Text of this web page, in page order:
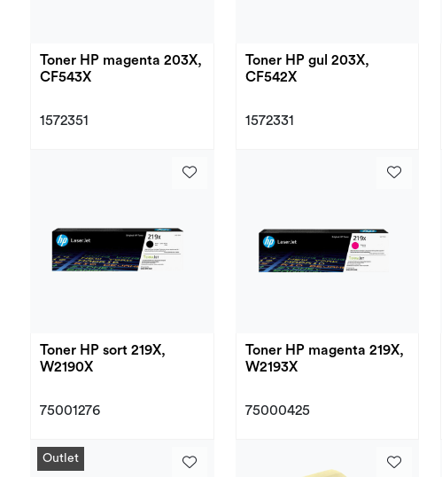
Toner HP magenta 203X,
CF543X
1572351
Toner HP gul 203X,
CF542X
1572331
Toner HP sort 219X,
W2190X
75001276
Toner HP magenta 219X,
W2193X
75000425
Outlet